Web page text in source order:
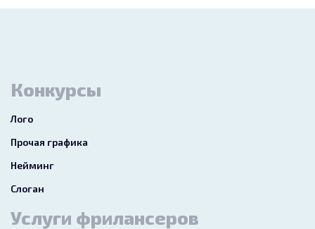
Конкурсы
Лого
Прочая графика
Нейминг
Слоган
Услуги фрилансеров